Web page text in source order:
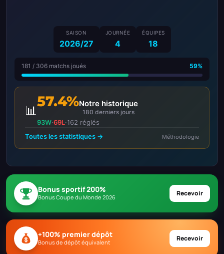
SAISON
2026/27
JOURNÉE
4
ÉQUIPES
18
181 / 306 matchs joués 59%
📊
57.4%Notre historique
180 derniers jours
93W·69L·162 réglés
Toutes les statistiques →
Méthodologie
Bonus sportif 200%
Bonus Coupe du Monde 2026 Recevoir
+100% premier dépôt
Bonus de dépôt équivalent Recevoir